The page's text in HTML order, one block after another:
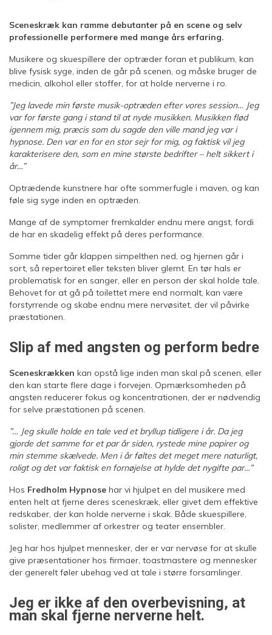
Sceneskræk kan ramme debutanter på en scene og selv
professionelle performere med mange års erfaring.
Musikere og skuespillere der optræder foran et publikum, kan
blive fysisk syge, inden de går på scenen, og måske bruger de
medicin, alkohol eller stoffer, for at holde nerverne i ro.
”Jeg lavede min første musik-optræden efter vores session… Jeg
var for første gang i stand til at nyde musikken. Musikken flød
igennem mig, præcis som du sagde den ville mand jeg var i
hypnose. Den var en for en stor sejr for mig, og faktisk vil jeg
karakterisere den, som en mine største bedrifter – helt sikkert i
år…”
Optrædende kunstnere har ofte sommerfugle i maven, og kan
føle sig syge inden en optræden.
Mange af de symptomer fremkalder endnu mere angst, fordi
de har en skadelig effekt på deres performance.
Somme tider går klappen simpelthen ned, og hjernen går i
sort, så repertoiret eller teksten bliver glemt. En tør hals er
problematisk for en sanger, eller en person der skal holde tale.
Behovet for at gå på toilettet mere end normalt, kan være
forstyrrende og skabe endnu mere nervøsitet, der vil påvirke
præstationen.
Slip af med angsten og perform bedre
Sceneskrækken kan opstå lige inden man skal på scenen, eller
den kan starte flere dage i forvejen. Opmærksomheden på
angsten reducerer fokus og koncentrationen, der er nødvendig
for selve præstationen på scenen.
”… Jeg skulle holde en tale ved et bryllup tidligere i år. Da jeg
gjorde det samme for et par år siden, rystede mine papirer og
min stemme skælvede. Men i år føltes det meget mere naturligt,
roligt og det var faktisk en fornøjelse at hylde det nygifte par…”
Hos Fredholm Hypnose har vi hjulpet en del musikere med
enten helt at fjerne deres sceneskræk, eller givet dem effektive
redskaber, der kan holde nerverne i skak. Både skuespillere,
solister, medlemmer af orkestrer og teater ensembler.
Jeg har hos hjulpet mennesker, der er var nervøse for at skulle
give præsentationer hos firmaer, toastmastere og mennesker
der generelt føler ubehag ved at tale i større forsamlinger.
Jeg er ikke af den overbevisning, at
man skal fjerne nerverne helt.